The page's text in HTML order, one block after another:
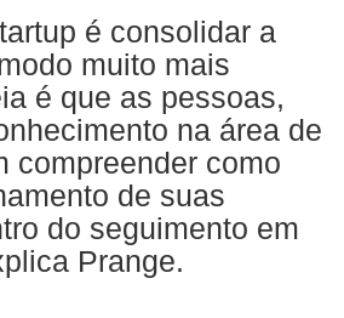
é consolidar a
muito mais
é que as pessoas,
na área de
compreender como
de suas
do seguimento em
Prange.